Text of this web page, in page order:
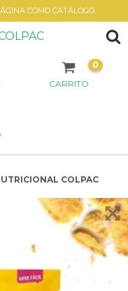
COMO CATÁLOGO.
CARRITO
0
COLPAC